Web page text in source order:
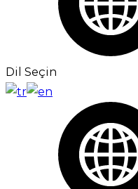
Dil Seçin